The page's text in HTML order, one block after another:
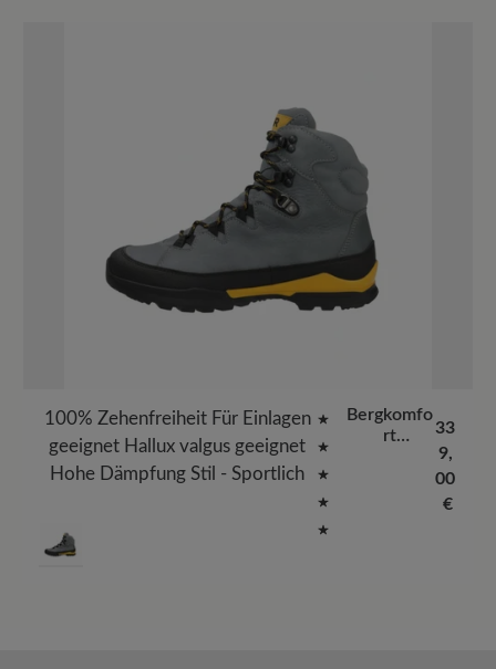
100% Zehenfreiheit Für Einlagen
geeignet Hallux valgus geeignet
Hohe Dämpfung Stil - Sportlich
Bergkomfo
rt
33
9,
00
€
Farbe
112